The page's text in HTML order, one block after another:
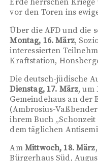
Erde herrschen
vor den Toren ins
Über die AFD und die
Montag, 16. März,
interessierten
Kraftstation,
Die deutsch-jüdische
Dienstag, 17. März, um
Gemeindehaus an der
(Ambrosius-
ihrem Buch
dem täglichen
Am Mittwoch, 18. März
Bürgerhaus Süd,